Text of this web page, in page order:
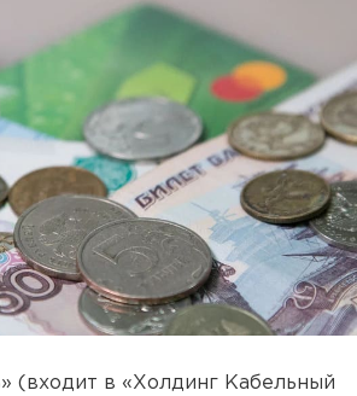
(входит в «Холдинг Кабельный